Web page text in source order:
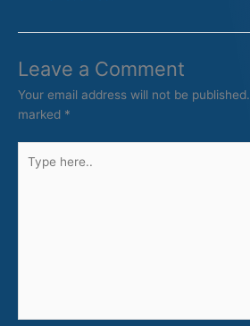
Leave a Comment
Your email address will not be published.
marked *
here..